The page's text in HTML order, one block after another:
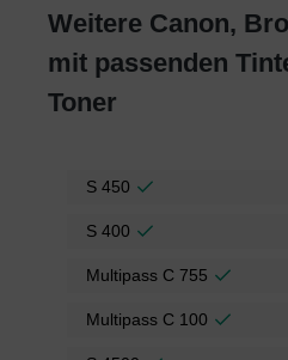
Weitere Canon,
mit passenden
Toner
S 450
S 400
Multipass C 755
Multipass C 100